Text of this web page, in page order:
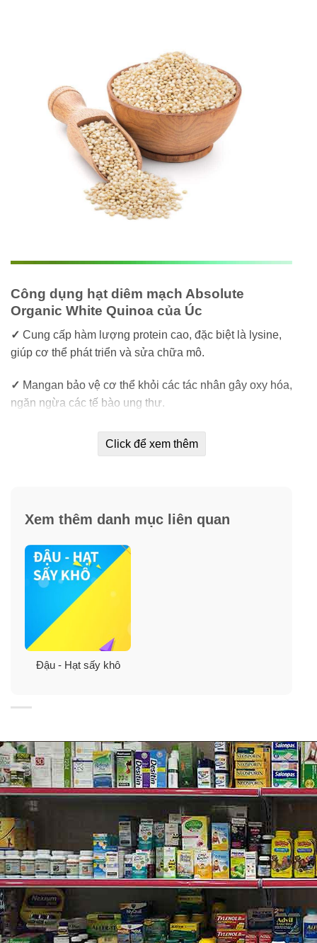
Công dụng hạt diêm mạch Absolute
Organic White Quinoa của Úc
✓ Cung cấp hàm lượng protein cao, đặc biệt là lysine,
giúp cơ thể phát triển và sửa chữa mô.
✓ Mangan bảo vệ cơ thể khỏi các tác nhân gây oxy hóa,
ngăn ngừa các tế bào ung thư.
Sử dụng hạt Quinoa thường xuyên có giúp làm giảm
chứng đau nửa đầu.
sản xuất chuyển hóa năng lượng trong não và tế bào
Giúp ổn định lượng Cholesterol trong máu, giảm
thiểu cholesterol xấu, tăng cholesterol có lợi cho sức
khoẻ.
Không chứa Gluten nên dễ tiêu hóa, dễ hấp thu dinh
Thành phần hạt diêm mạch trắng Absolute
Organic White Quinoa
Giá trị dinh dưỡng:
Energy 744kj
Protein 6.6g
Total Fat 2.2g
– Saturated 0.25g
Click để xem thêm
Xem thêm danh mục liên quan
Đậu - Hạt sấy khô